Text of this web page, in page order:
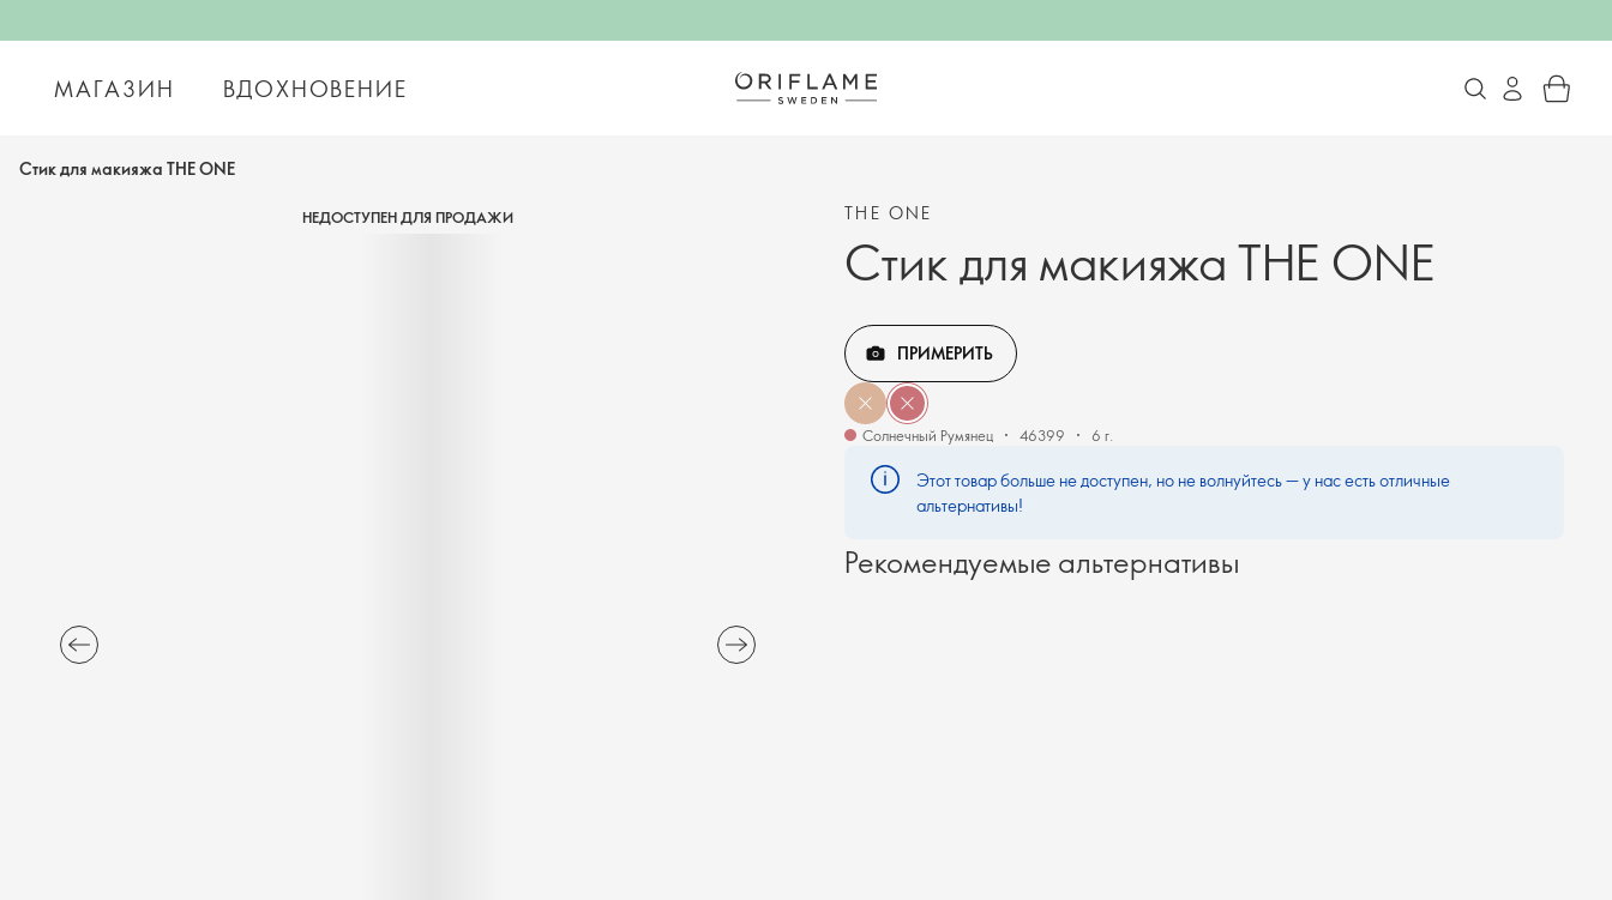
МАГАЗИН ВДОХНОВЕНИЕ
Стик для макияжа THE ONE
НЕДОСТУПЕН ДЛЯ ПРОДАЖИ THE ONE
Стик для макияжа THE ONE
ПРИМЕРИТЬ
Солнечный Румянец 46399 6 г.
Этот товар больше не доступен, но не волнуйтесь — у нас есть отличные
альтернативы!
Рекомендуемые альтернативы